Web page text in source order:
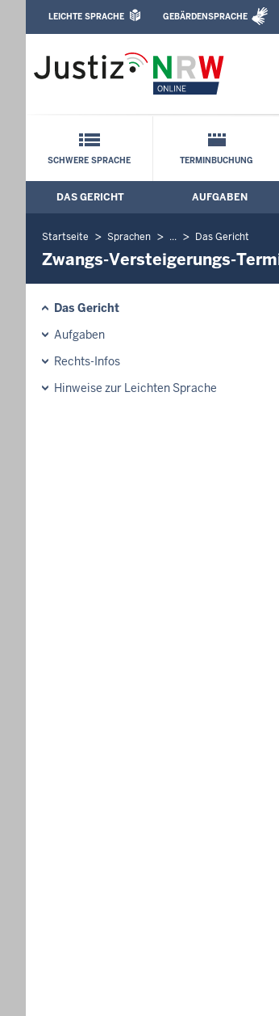
Amtsgericht Münster:
Leichte Sprache,
LEICHTE SPRACHE GEBÄRDENSPRACHE
Schnellnavigation mit Volltext-
SCHWERE SPRACHE TERMINBUCHUNG
Hauptmenü: Hauptnavigation
DAS GERICHT AUFGABEN
Startseite Sprachen ... Das Gericht
Zwangs-Versteigerungs-
Das Gericht
Aufgaben
Rechts-Infos
Hinweise zur Leichten Sprache